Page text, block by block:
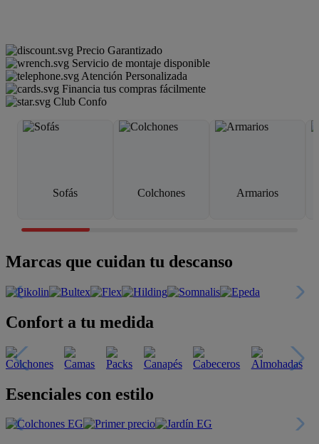
Precio Garantizado
Servicio de montaje disponible
Atención Personalizada
Financia tus compras fácilmente
Club Confo
Sofás Colchones Armarios
Marcas que cuidan tu descanso
Confort a tu medida
Esenciales con estilo